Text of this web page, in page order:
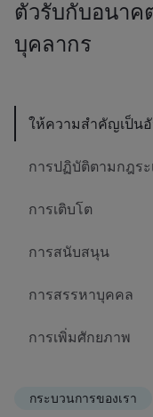
ตัวรับกับอนา
บุคลากร
ให้ความสำคัญเป็น
การปฏิบัติตามกฎระ
การเติบโต
การสนับสนุน
การสรรหาบุคคล
การเพิ่มศักยภาพ
กระบวนการของเรา